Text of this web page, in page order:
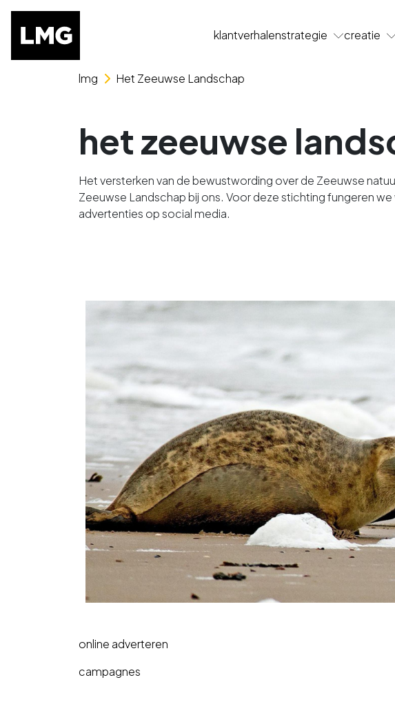
Skip naar het menu
Skip naar de content
klantverhalenstrategie creatie
lmg Het Zeeuwse Landschap
het zeeuwse
Het versterken van de bewustwording over de Zeeuwse
Zeeuwse Landschap bij ons. Voor deze stichting fungeren
advertenties op social media.
online adverteren
campagnes